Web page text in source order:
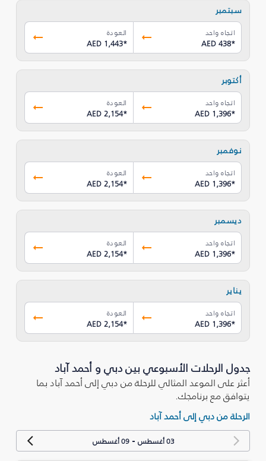
سبتمبر
اتجاه واحد
AED 438*
العودة
AED 1,443*
أكتوبر
اتجاه واحد
AED 1,396*
العودة
AED 2,154*
نوفمبر
اتجاه واحد
AED 1,396*
العودة
AED 2,154*
ديسمبر
اتجاه واحد
AED 1,396*
العودة
AED 2,154*
يناير
اتجاه واحد
AED 1,396*
العودة
AED 2,154*
جدول الرحلات الأسبوعي بين دبي و أحمد آباد
أعثر على الموعد المثالي للرحلة من دبي إلى أحمد آباد بما
يتوافق مع برنامجك.
الرحلة من دبي إلى أحمد آباد
03 أغسطس -09 أغسطس